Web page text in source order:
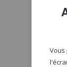
Vous